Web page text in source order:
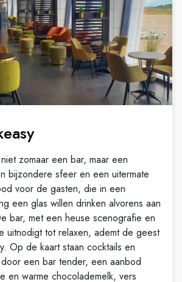
zomaar een bar, maar een
bijzondere sfeer en een uitermate
voor de gasten, die in een
een glas willen drinken alvorens aan
bar, met een heuse scenografie en
uitnodigt tot relaxen, ademt de geest
Op de kaart staan cocktails en
een bar tender, een aanbod
en warme chocolademelk, vers